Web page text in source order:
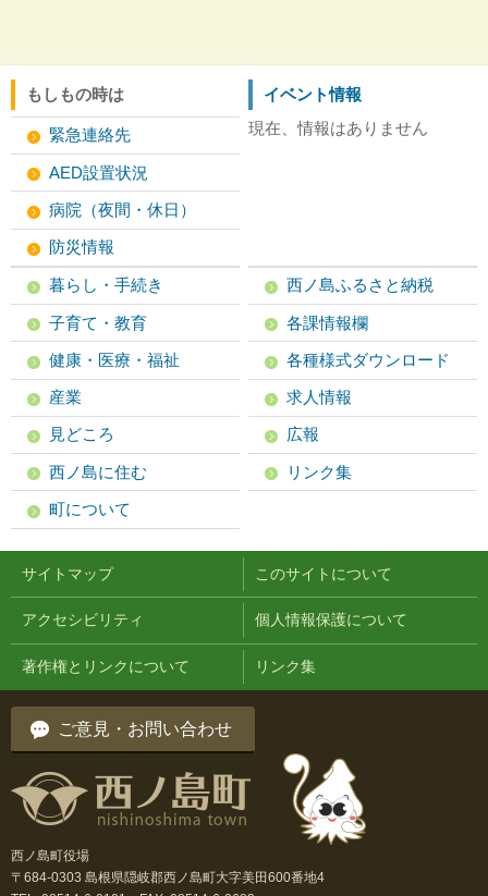
もしもの時は
緊急連絡先
AED設置状況
病院（夜間・休日）
防災情報
イベント情報
現在、情報はありません
暮らし・手続き
子育て・教育
健康・医療・福祉
産業
見どころ
西ノ島に住む
町について
西ノ島ふるさと納税
各課情報欄
各種様式ダウンロード
求人情報
広報
リンク集
サイトマップ このサイトについて
アクセシビリティ 個人情報保護について
著作権とリンクについて リンク集
ご意見・お問い合わせ
西ノ島町役場
〒684-0303 島根県隠岐郡西ノ島町大字美田600番地4